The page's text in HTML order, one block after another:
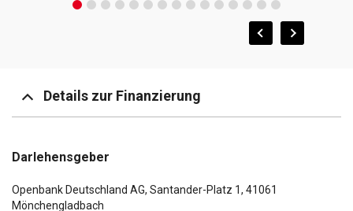
Zentralverriegelung
letzter Service im Januar 2026 bei KM 10635
Details zur Finanzierung
Darlehensgeber
Openbank Deutschland AG, Santander-Platz 1, 41061
Mönchengladbach